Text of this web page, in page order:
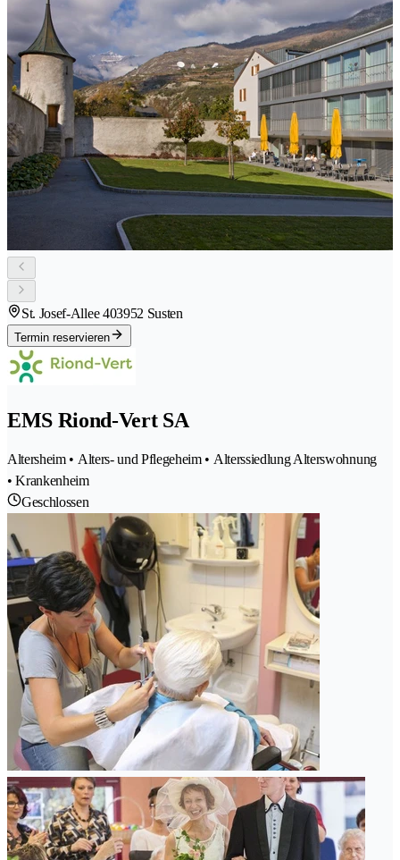
St. Josef-Allee 403952 Susten
Termin reservieren
EMS Riond-Vert SA
Altersheim • Alters- und Pflegeheim • Alterssiedlung Alterswohnung
• Krankenheim
Geschlossen